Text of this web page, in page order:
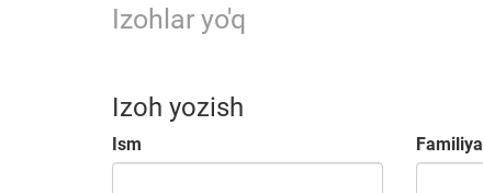
Izohlar yo'q
Izoh yozish
Ism Familiya